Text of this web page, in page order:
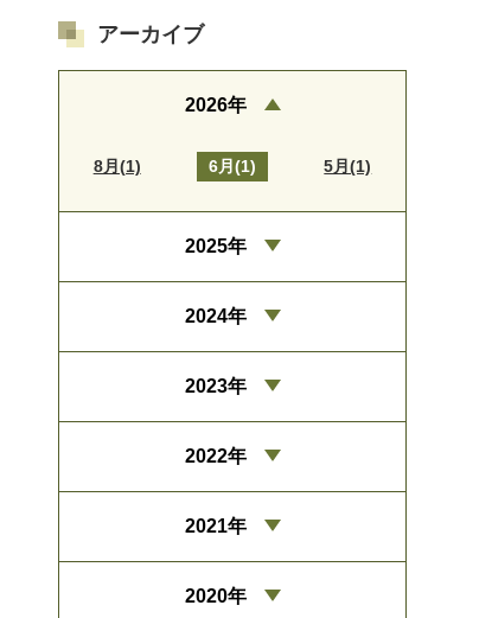
アーカイブ
2026年
8月(1) 6月(1) 5月(1)
2025年
2024年
2023年
2022年
2021年
2020年